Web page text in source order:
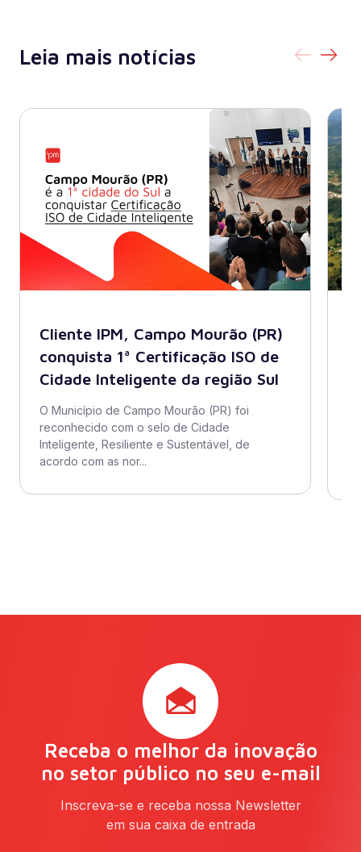
Leia mais notícias
Cliente IPM, Campo Mourão (PR)
conquista 1ª Certificação ISO de
Cidade Inteligente da região Sul
O Município de Campo Mourão (PR) foi
reconhecido com o selo de Cidade
Inteligente, Resiliente e Sustentável, de
acordo com as nor...
Receba o melhor da inovação
no setor público no seu e-mail
Inscreva-se e receba nossa Newsletter
em sua caixa de entrada